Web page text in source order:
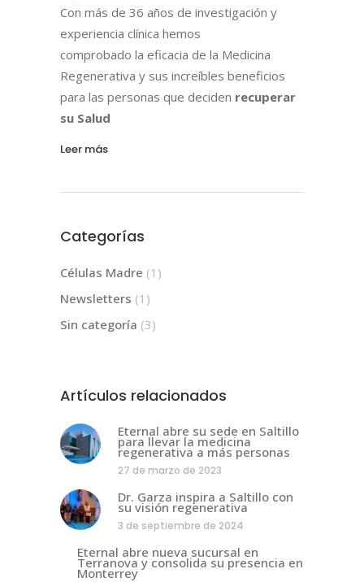
Con más de 36 años de investigación y
experiencia clínica hemos
comprobado la eficacia de la Medicina
Regenerativa y sus increíbles beneficios
para las personas que deciden recuperar
su Salud
Leer más
Categorías
Células Madre (1)
Newsletters (1)
Sin categoría (3)
Artículos relacionados
Eternal abre su sede en Saltillo
para llevar la medicina
regenerativa a más personas
27 de marzo de 2023
Dr. Garza inspira a Saltillo con
su visión regenerativa
3 de septiembre de 2024
Eternal abre nueva sucursal en
Terranova y consolida su presencia en
Monterrey